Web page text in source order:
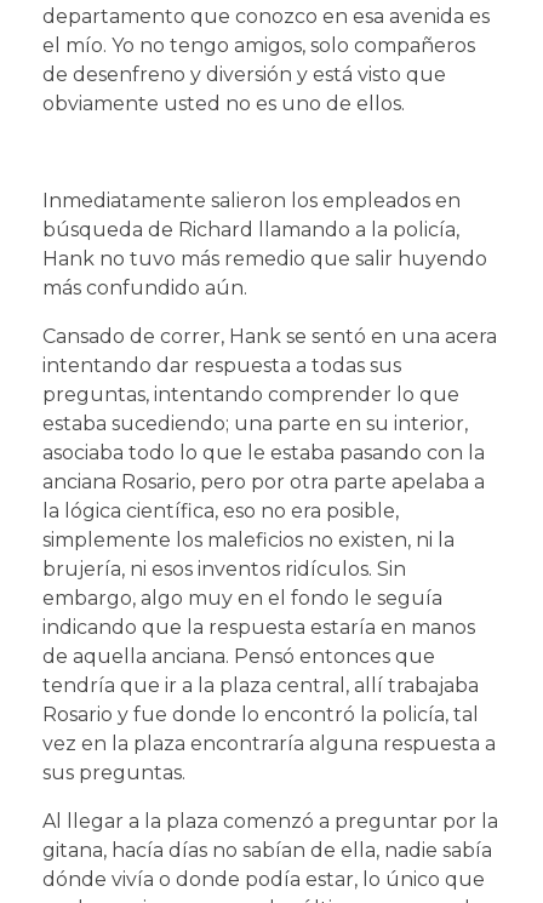
departamento que conozco en esa avenida es
el mío. Yo no tengo amigos, solo compañeros
de desenfreno y diversión y está visto que
obviamente usted no es uno de ellos.
Inmediatamente salieron los empleados en
búsqueda de Richard llamando a la policía,
Hank no tuvo más remedio que salir huyendo
más confundido aún.
Cansado de correr, Hank se sentó en una acera
intentando dar respuesta a todas sus
preguntas, intentando comprender lo que
estaba sucediendo; una parte en su interior,
asociaba todo lo que le estaba pasando con la
anciana Rosario, pero por otra parte apelaba a
la lógica científica, eso no era posible,
simplemente los maleficios no existen, ni la
brujería, ni esos inventos ridículos. Sin
embargo, algo muy en el fondo le seguía
indicando que la respuesta estaría en manos
de aquella anciana. Pensó entonces que
tendría que ir a la plaza central, allí trabajaba
Rosario y fue donde lo encontró la policía, tal
vez en la plaza encontraría alguna respuesta a
sus preguntas.
Al llegar a la plaza comenzó a preguntar por la
gitana, hacía días no sabían de ella, nadie sabía
dónde vivía o donde podía estar, lo único que